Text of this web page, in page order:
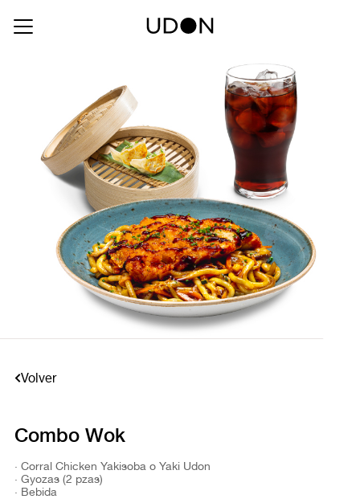
Volver
Combo Wok
· Corral Chicken Yakisoba o Yaki Udon
· Gyozas (2 pzas)
· Bebida